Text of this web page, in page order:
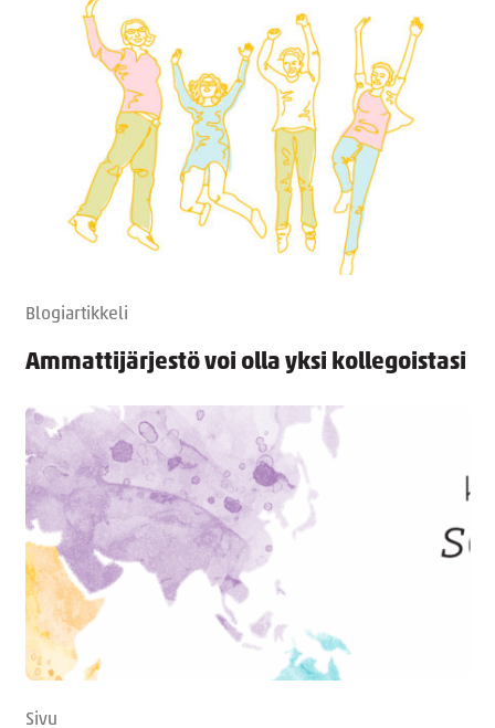
Blogiartikkeli
Ammattijärjestö voi olla yksi kollegoistasi
Sivu